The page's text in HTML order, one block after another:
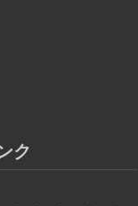
ク